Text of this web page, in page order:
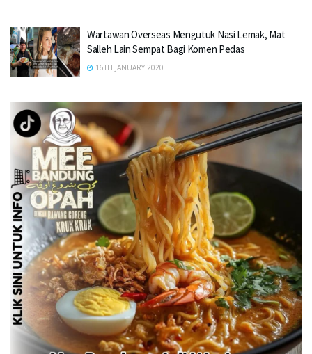
Wartawan Overseas Mengutuk Nasi Lemak, Mat
Salleh Lain Sempat Bagi Komen Pedas
16TH JANUARY 2020